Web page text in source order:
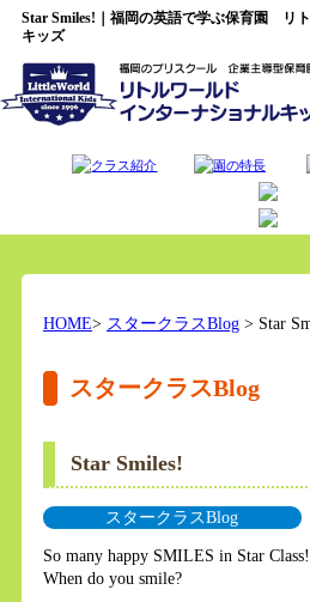
Star Smiles!｜福岡の英語で学ぶ保育園 リ
キッズ
HOME> スタークラスBlog> Star
スタークラスBlog
Star Smiles!
スタークラスBlog
So many happy SMILES in Star
When do you smile?